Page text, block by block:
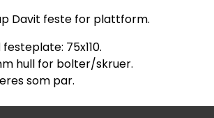
Davit feste for plattform.
festeplate: 75x110.
hull for bolter/skruer.
som par.